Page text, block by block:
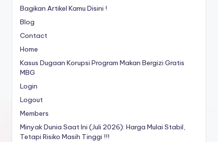
Bagikan Artikel Kamu Disini !
Blog
Contact
Home
Kasus Dugaan Korupsi Program Makan Bergizi Gratis
MBG
Login
Logout
Members
Minyak Dunia Saat Ini (Juli 2026): Harga Mulai Stabil,
Tetapi Risiko Masih Tinggi !!!